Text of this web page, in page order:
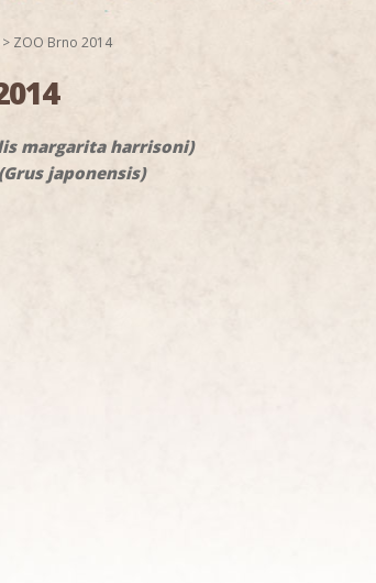
> ZOO Brno 2014
margarita harrisoni)
(Grus japonensis)